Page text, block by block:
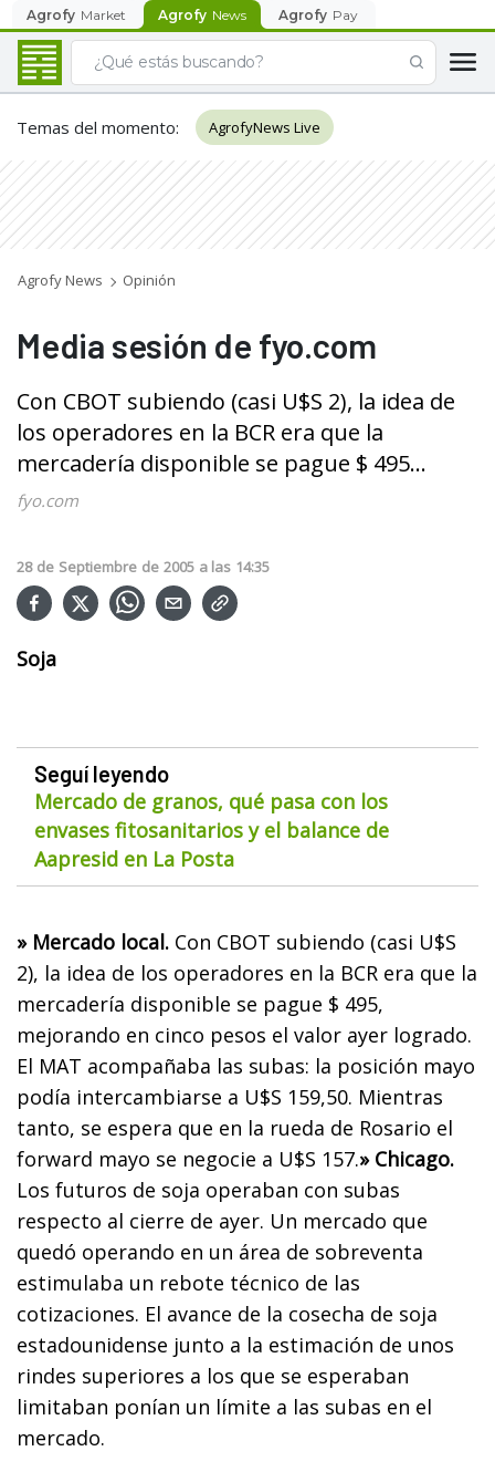
Agrofy Market Agrofy News Agrofy Pay
Temas del momento: AgrofyNews Live
Agrofy News Opinión
Media sesión de fyo.com
Con CBOT subiendo (casi U$S 2), la idea de
los operadores en la BCR era que la
mercadería disponible se pague $ 495...
fyo.com
28 de Septiembre de 2005 a las 14:35
Soja
Seguí leyendo
Mercado de granos, qué pasa con los
envases fitosanitarios y el balance de
Aapresid en La Posta
» Mercado local. Con CBOT subiendo (casi U$S
2), la idea de los operadores en la BCR era que la
mercadería disponible se pague $ 495,
mejorando en cinco pesos el valor ayer logrado.
El MAT acompañaba las subas: la posición mayo
podía intercambiarse a U$S 159,50. Mientras
tanto, se espera que en la rueda de Rosario el
forward mayo se negocie a U$S 157.» Chicago.
Los futuros de soja operaban con subas
respecto al cierre de ayer. Un mercado que
quedó operando en un área de sobreventa
estimulaba un rebote técnico de las
cotizaciones. El avance de la cosecha de soja
estadounidense junto a la estimación de unos
rindes superiores a los que se esperaban
limitaban ponían un límite a las subas en el
mercado.